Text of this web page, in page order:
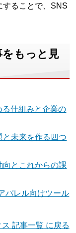
することで、SNS
もっと見
仕組みと企業の
と未来を作る四つ
向とこれからの課
パレル向けツール
記事一覧 に戻る